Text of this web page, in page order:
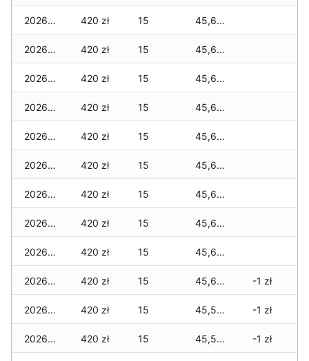
2026-06-27 420 zł 15 45,615 zł
2026-06-26 420 zł 15 45,615 zł
2026-06-25 420 zł 15 45,615 zł
2026-06-24 420 zł 15 45,615 zł
2026-06-23 420 zł 15 45,615 zł
2026-06-22 420 zł 15 45,615 zł
2026-06-21 420 zł 15 45,615 zł
2026-06-20 420 zł 15 45,615 zł
2026-06-19 420 zł 15 45,615 zł
2026-06-18 420 zł 15 45,615 zł -1 zł
2026-06-17 420 zł 15 45,575 zł -1 zł
2026-06-16 420 zł 15 45,525 zł -1 zł